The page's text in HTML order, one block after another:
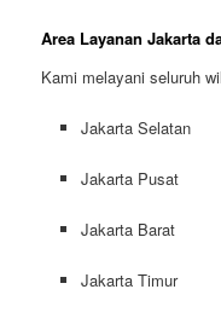
Area Layanan Jakarta
Kami melayani seluruh
Jakarta Selatan
Jakarta Pusat
Jakarta Barat
Jakarta Timur